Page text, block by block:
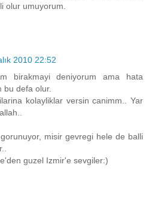
olur umuyorum.
2010 22:52
birakmayi deniyorum ama hata
bu defa olur.
kolayliklar versin canimm.. Yar
misir gevregi hele de balli
guzel Izmir'e sevgiler:)